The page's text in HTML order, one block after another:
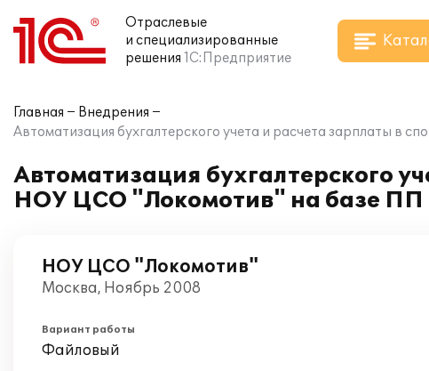
Отраслевые
и специализированные
решения 1С:Предприятие
Главная
Внедрения
Автоматизация бухгалтерского учета и расчета зарплаты в
Автоматизация бухгалтерского
НОУ ЦСО "Локомотив" на базе ПП
НОУ ЦСО "Локомотив"
Москва, Ноябрь 2008
Вариант работы
Файловый